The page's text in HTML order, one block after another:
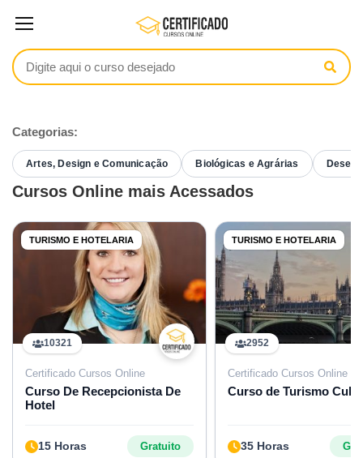
Categorias:
Artes, Design e Comunicação Biológicas e Agrárias
Cursos Online mais Acessados
TURISMO E HOTELARIA
10321
Certificado Cursos Online
Curso De Recepcionista De
Hotel
15 Horas Gratuito
TURISMO E HOTELARIA
2952
Certificado Cursos Online
Curso de Turismo
35 Horas